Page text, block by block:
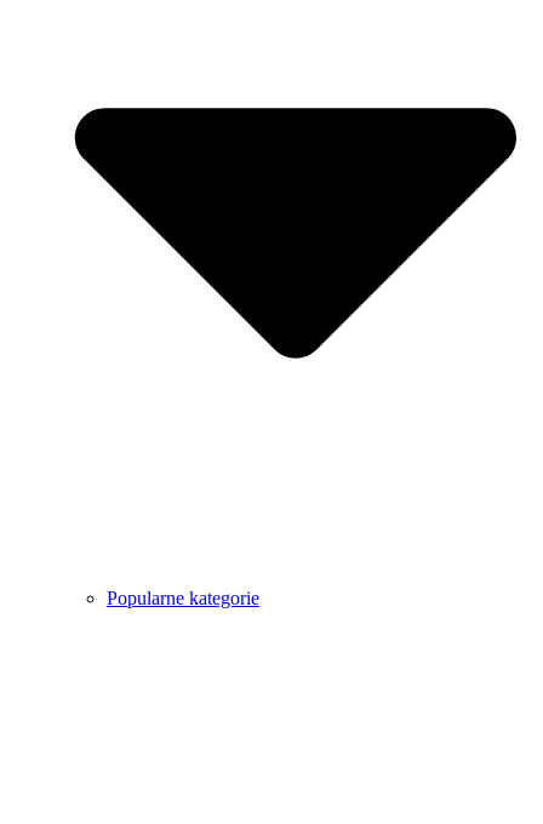
Popularne kategorie